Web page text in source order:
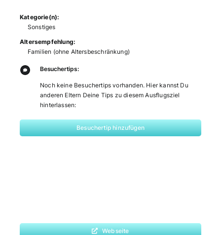
Kategorie(n):
Sonstiges
Altersempfehlung:
Familien (ohne Altersbeschränkung)
Besuchertips:
Noch keine Besuchertips vorhanden. Hier kannst Du
anderen Eltern Deine Tips zu diesem Ausflugsziel
hinterlassen:
Besuchertip hinzufügen
Webseite